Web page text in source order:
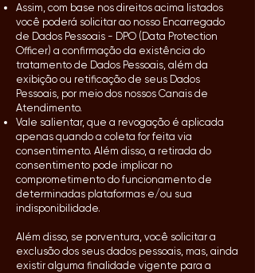
Assim, com base nos direitos acima listados
você poderá solicitar ao nosso Encarregado
de Dados Pessoais - DPO (Data Protection
Officer) a confirmação da existência do
tratamento de Dados Pessoais, além da
exibição ou retificação de seus Dados
Pessoais, por meio dos nossos Canais de
Atendimento.
Vale salientar, que a revogação é aplicada
apenas quando a coleta for feita via
consentimento. Além disso, a retirada do
consentimento pode implicar no
comprometimento do funcionamento de
determinadas plataformas e/ou sua
indisponibilidade.
Além disso, se porventura, você solicitar a
exclusão dos seus dados pessoais, mas, ainda
existir alguma finalidade vigente para a